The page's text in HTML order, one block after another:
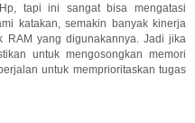
tapi ini sangat bisa mengatasi
katakan, semakin banyak kinerja
RAM yang digunakannya. Jadi jika
untuk mengosongkan memori
untuk memprioritaskan tugas